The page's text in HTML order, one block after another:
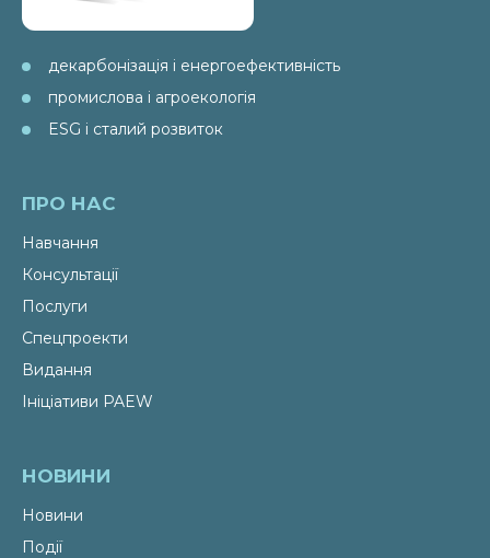
декарбонізація і енергоефективність
промислова і агроекологія
ESG і сталий розвиток
ПРО НАС
Навчання
Консультації
Послуги
Спецпроекти
Видання
Ініціативи PAEW
НОВИНИ
Новини
Події